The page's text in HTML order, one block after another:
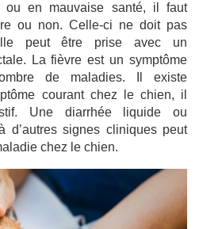
ou en mauvaise santé, il faut
ou non. Celle-ci ne doit pas
peut être prise avec un
La fièvre est un symptôme
de maladies. Il existe
courant chez le chien, il
Une diarrhée liquide ou
d’autres signes cliniques peut
chez le chien.